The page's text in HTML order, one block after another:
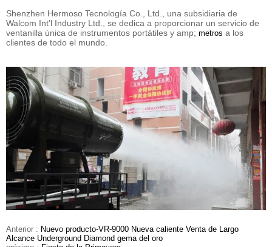
Shenzhen Hermoso Tecnología Co., Ltd., una subsidiaria de
Walcom Int'l Industry Ltd., se dedica a proporcionar un servicio de
ventanilla única de instrumentos portátiles y amp; metros a los
clientes de todo el mundo.
Anterior : Nuevo producto-VR-9000 Nueva caliente Venta de Largo
Alcance Underground Diamond gema del oro